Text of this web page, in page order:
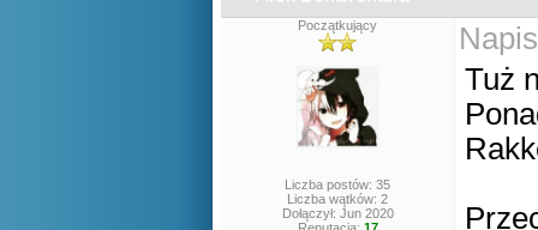
Początkujący
Liczba postów: 35
Liczba wątków: 2
Dołączył: Jun 2020
Tuż